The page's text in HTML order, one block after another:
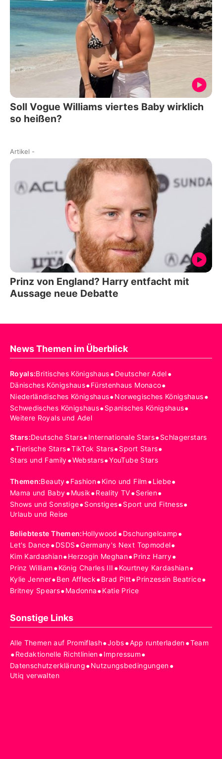
Soll Vogue Williams viertes Baby wirklich
so heißen?
Artikel -
Prinz von England? Harry entfacht mit
Aussage neue Debatte
News Themen im Überblick
Royals:Britisches Königshaus•Deutscher Adel•
Dänisches Königshaus•Fürstenhaus Monaco•
Niederländisches Königshaus•Norwegisches Königshaus•
Schwedisches Königshaus•Spanisches Königshaus•
Weitere Royals und Adel
Stars:Deutsche Stars•Internationale Stars•Schlagerstars
•Tierische Stars•TikTok Stars•Sport Stars•
Stars und Family•Webstars•YouTube Stars
Themen:Beauty•Fashion•Kino und Film •Liebe•
Mama und Baby•Musik•Reality TV•Serien•
Shows und Sonstige•Sonstiges•Sport und Fitness•
Urlaub und Reise
Beliebteste Themen:Hollywood •Dschungelcamp•
Let's Dance•DSDS•Germany's Next Topmodel•
Kim Kardashian•Herzogin Meghan•Prinz Harry•
Prinz William •König Charles III •Kourtney Kardashian•
Kylie Jenner•Ben Affleck•Brad Pitt•Prinzessin Beatrice•
Britney Spears•Madonna•Katie Price
Sonstige Links
Alle Themen auf Promiflash•Jobs•App runterladen•Team
•Redaktionelle Richtlinien•Impressum•
Datenschutzerklärung•Nutzungsbedingungen•
Utiq verwalten